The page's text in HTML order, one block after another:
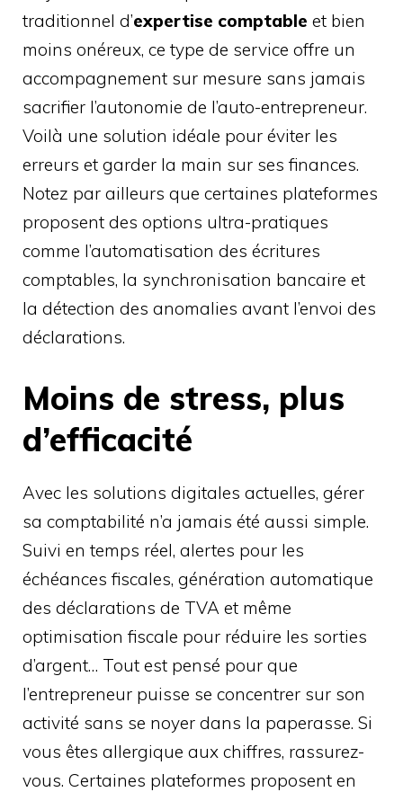
traditionnel d’expertise comptable et bien
moins onéreux, ce type de service offre un
accompagnement sur mesure sans jamais
sacrifier l’autonomie de l’auto-entrepreneur.
Voilà une solution idéale pour éviter les
erreurs et garder la main sur ses finances.
Notez par ailleurs que certaines plateformes
proposent des options ultra-pratiques
comme l’automatisation des écritures
comptables, la synchronisation bancaire et
la détection des anomalies avant l’envoi des
déclarations.
Moins de stress, plus
d’efficacité
Avec les solutions digitales actuelles, gérer
sa comptabilité n’a jamais été aussi simple.
Suivi en temps réel, alertes pour les
échéances fiscales, génération automatique
des déclarations de TVA et même
optimisation fiscale pour réduire les sorties
d’argent… Tout est pensé pour que
l’entrepreneur puisse se concentrer sur son
activité sans se noyer dans la paperasse. Si
vous êtes allergique aux chiffres, rassurez-
vous. Certaines plateformes proposent en